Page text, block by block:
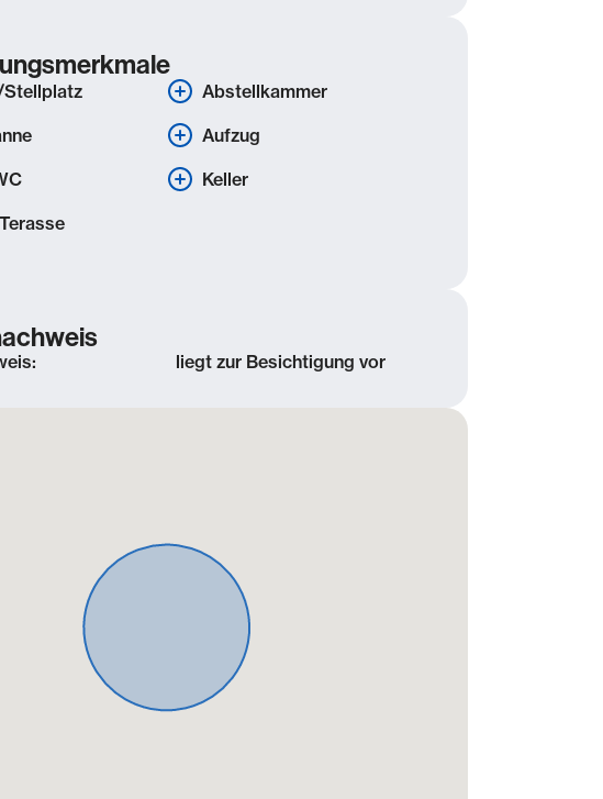
Abstellkammer
Aufzug
Keller
liegt zur Besichtigung vor